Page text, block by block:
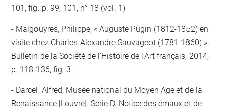
101, fig. p. 99, 101, n° 18 (vol. 1)
Malgouyres, Philippe, « Auguste Pugin (1812-1852) en
visite chez Charles-Alexandre Sauvageot (1781-1860) »,
Bulletin de la Société de l'Histoire de l'Art français, 2014,
p. 118-136, fig. 3
Darcel, Alfred, Musée national du Moyen Age et de la
Renaissance [Louvre]. Série D. Notice des émaux et de